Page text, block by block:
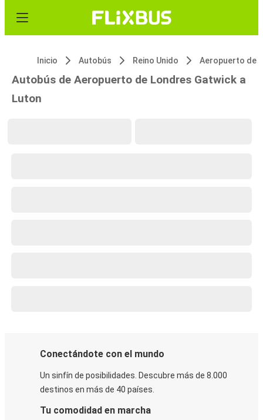
Inicio Autobús Reino Unido
Autobús de Aeropuerto de Londres Gatwick a
Luton
Conectándote con el mundo
Un sinfín de posibilidades. Descubre más de 8.000
destinos en más de 40 países.
Tu comodidad en marcha